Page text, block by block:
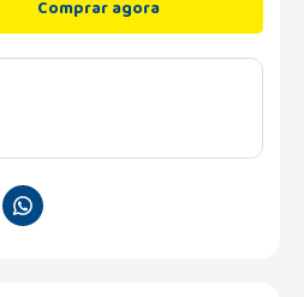
Comprar agora